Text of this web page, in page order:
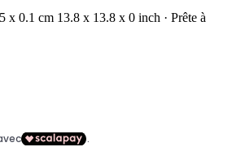
x 0.1 cm 13.8 x 13.8 x 0 inch · Prête à